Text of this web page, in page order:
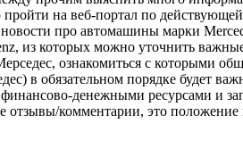
на веб-портал по
про автомашины марки
из которых можно уточнить
ознакомиться с которыми
в обязательном порядке будет
денежными ресурсами и
комментарии, это